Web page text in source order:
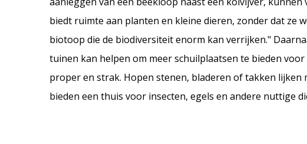
biedt ruimte aan planten en kleine dieren, zonder dat ze
biotoop die de biodiversiteit enorm kan verrijken."
tuinen kan helpen om meer schuilplaatsen te bieden
proper en strak. Hopen stenen, bladeren of takken lijken
bieden een thuis voor insecten, egels en andere nuttige